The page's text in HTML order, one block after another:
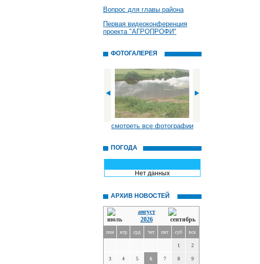
Вопрос для главы района
Первая видеоконференция
проекта "АГРОПРОФИ"
ФОТОГАЛЕРЕЯ
смотреть все фотографии
ПОГОДА
Нет данных
АРХИВ НОВОСТЕЙ
август
2026
пон втр срд чет пят суб вск
1 2
3 4 5 6 7 8 9